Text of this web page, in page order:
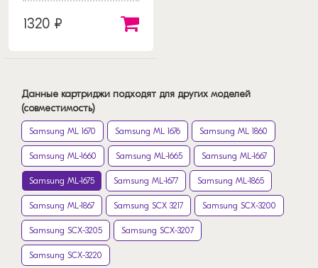
1320 ₽
Данные картриджи подходят для других моделей
(совместимость)
Samsung ML 1670 Samsung ML 1676 Samsung ML 1860
Samsung ML-1660 Samsung ML-1665 Samsung ML-1667
Samsung ML-1675 Samsung ML-1677 Samsung ML-1865
Samsung ML-1867 Samsung SCX 3217 Samsung SCX-3200
Samsung SCX-3205 Samsung SCX-3207
Samsung SCX-3220